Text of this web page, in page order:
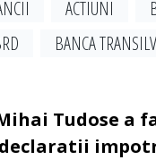
ACTIUNI
BANCA
Tudose a